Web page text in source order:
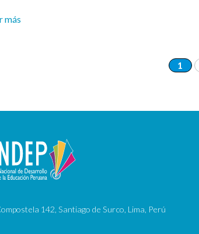
más
1
142, Santiago de Surco, Lima, Perú